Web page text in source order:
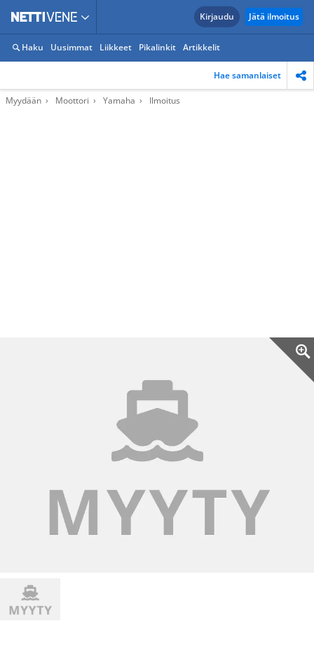
Kirjaudu Jätä ilmoitus
Haku Uusimmat Liikkeet Pikalinkit Artikkelit
Hae samanlaiset
Myydään Moottori Yamaha Ilmoitus